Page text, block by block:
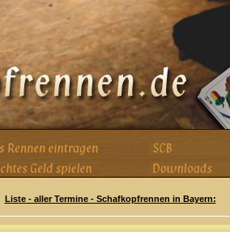
Liste - aller Termine - Schafkopfrennen in Bayern: